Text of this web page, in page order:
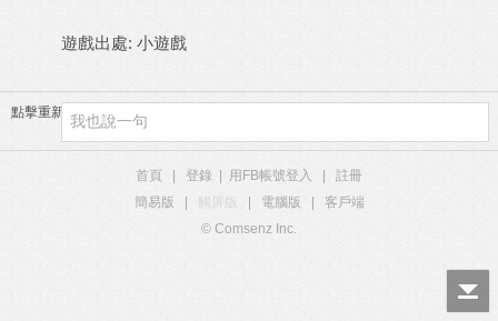
遊戲出處: 小遊戲
點擊重新加載
首頁 登錄 用FB帳號登入
註冊
簡易版
觸屏版 電腦版
客戶端
© Comsenz Inc.